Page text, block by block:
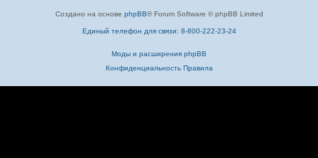
Создано на основе phpBB® Forum Software © phpBB Limited
Единый телефон для связи: 8-800-222-23-24
Моды и расширения phpBB
Конфиденциальность Правила